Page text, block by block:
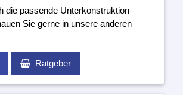
die passende Unterkonstruktion
Sie gerne in unsere anderen
Ratgeber